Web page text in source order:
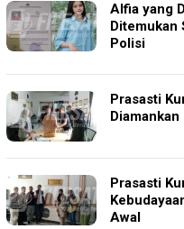
Alfia yang
Ditemukan
Polisi
Prasasti
Prasasti
Awal